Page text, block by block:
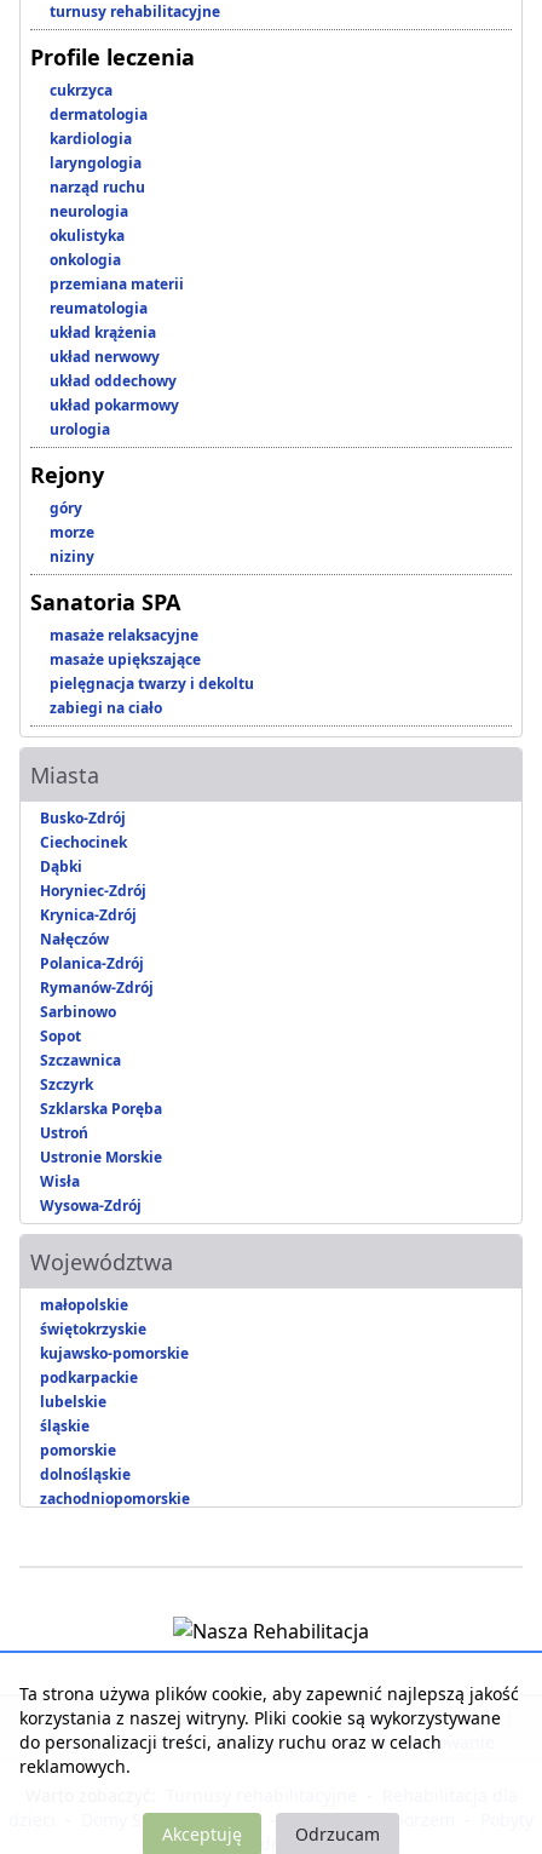
turnusy rehabilitacyjne
Profile leczenia
cukrzyca
dermatologia
kardiologia
laryngologia
narząd ruchu
neurologia
okulistyka
onkologia
przemiana materii
reumatologia
układ krążenia
układ nerwowy
układ oddechowy
układ pokarmowy
urologia
Rejony
góry
morze
niziny
Sanatoria SPA
masaże relaksacyjne
masaże upiększające
pielęgnacja twarzy i dekoltu
zabiegi na ciało
Miasta
Busko-Zdrój
Ciechocinek
Dąbki
Horyniec-Zdrój
Krynica-Zdrój
Nałęczów
Polanica-Zdrój
Rymanów-Zdrój
Sarbinowo
Sopot
Szczawnica
Szczyrk
Szklarska Poręba
Ustroń
Ustronie Morskie
Wisła
Wysowa-Zdrój
Województwa
małopolskie
świętokrzyskie
kujawsko-pomorskie
podkarpackie
lubelskie
śląskie
pomorskie
dolnośląskie
zachodniopomorskie
Strona główna | Kontakt z serwisem | Reklama w serwisie
Regulamin serwisu | Polityka prywatności | Logowanie
Domy Seniora i Opieki - Noclegi nad morzem
dla zdrowia
Ta strona używa plików cookie, aby zapewnić najlepszą jakość
korzystania z naszej witryny. Pliki cookie są wykorzystywane
do personalizacji treści, analizy ruchu oraz w celach
reklamowych.
Akceptuję Odrzucam